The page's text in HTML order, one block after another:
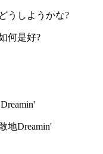
うしようかな?
何是好?
地Dreamin'